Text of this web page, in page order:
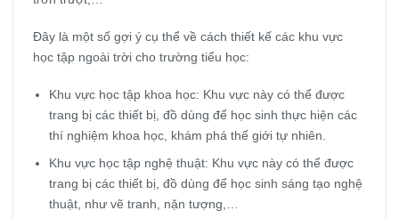
Đây là một số gợi ý cụ thể về cách thiết kế các khu vực
học tập ngoài trời cho trường tiểu học:
Khu vực học tập khoa học: Khu vực này có thể được
trang bị các thiết bị, đồ dùng để học sinh thực hiện các
thí nghiệm khoa học, khám phá thế giới tự nhiên.
Khu vực học tập nghệ thuật: Khu vực này có thể được
trang bị các thiết bị, đồ dùng để học sinh sáng tạo nghệ
thuật, như vẽ tranh, nặn tượng,…